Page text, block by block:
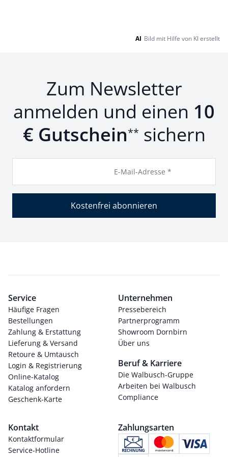
AI Bild mit Hilfe von KI erstellt
Zum Newsletter
anmelden und einen 10
€ Gutschein** sichern
E-Mail-Adresse *
Kostenfrei abonnieren
Service
Häufige Fragen
Bestellungen
Zahlung & Erstattung
Lieferung & Versand
Retoure & Umtausch
Login & Registrierung
Online-Katalog
Katalog anfordern
Geschenk-Karte
Unternehmen
Pressebereich
Partnerprogramm
Showroom Dornbirn
Über uns
Beruf & Karriere
Die Walbusch-Gruppe
Arbeiten bei Walbusch
Compliance
Kontakt
Kontaktformular
Service-Hotline
Zahlungsarten